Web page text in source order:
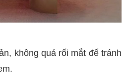
không quá rối mắt để tránh